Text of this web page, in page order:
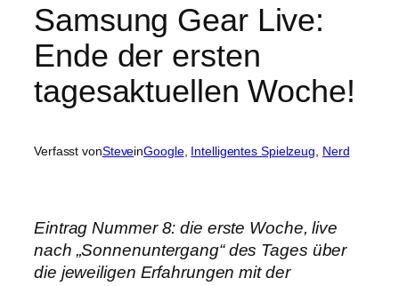
Samsung Gear Live:
Ende der ersten
tagesaktuellen Woche!
Verfasst vonSteveinGoogle, Intelligentes Spielzeug Nerd
Eintrag Nummer 8: die erste Woche, live
nach „Sonnenuntergang“ des Tages über
die jeweiligen Erfahrungen mit der